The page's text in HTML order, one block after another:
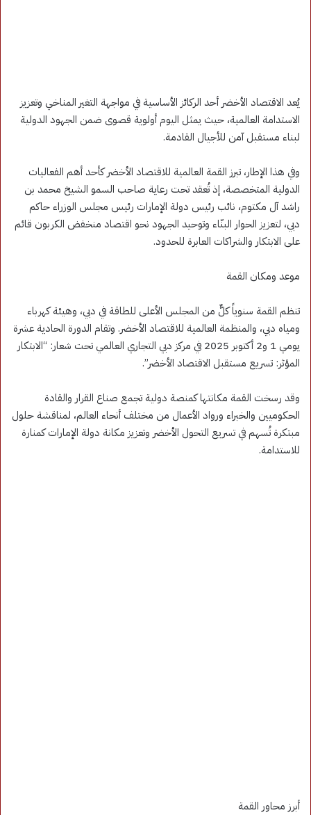
يُعد الاقتصاد الأخضر أحد الركائز الأساسية في مواجهة التغير المناخي وتعزيز
الاستدامة العالمية، حيث يمثل اليوم أولوية قصوى ضمن الجهود الدولية
لبناء مستقبل آمن للأجيال القادمة.
وفي هذا الإطار، تبرز القمة العالمية للاقتصاد الأخضر كأحد أهم الفعاليات
الدولية المتخصصة، إذ تُعقد تحت رعاية صاحب السمو الشيخ محمد بن
راشد آل مكتوم، نائب رئيس دولة الإمارات رئيس مجلس الوزراء حاكم
دبي، لتعزيز الحوار البنّاء وتوحيد الجهود نحو اقتصاد منخفض الكربون قائم
على الابتكار والشراكات العابرة للحدود.
موعد ومكان القمة
تنظم القمة سنوياً كلٌّ من المجلس الأعلى للطاقة في دبي، وهيئة كهرباء
ومياه دبي، والمنظمة العالمية للاقتصاد الأخضر. وتقام الدورة الحادية عشرة
يومي 1 و2 أكتوبر 2025 في مركز دبي التجاري العالمي تحت شعار: “الابتكار
المؤثر: تسريع مستقبل الاقتصاد الأخضر”.
وقد رسخت القمة مكانتها كمنصة دولية تجمع صناع القرار والقادة
الحكوميين والخبراء ورواد الأعمال من مختلف أنحاء العالم، لمناقشة حلول
مبتكرة تُسهم في تسريع التحول الأخضر وتعزيز مكانة دولة الإمارات كمنارة
للاستدامة.
أبرز محاور القمة